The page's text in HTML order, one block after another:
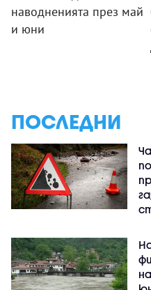
наводненията през май
и юни
ПОСЛЕДНИ